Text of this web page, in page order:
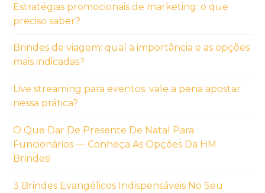
Estratégias promocionais de marketing: o que
preciso saber?
Brindes de viagem: qual a importância e as opções
mais indicadas?
Live streaming para eventos: vale a pena apostar
nessa prática?
O Que Dar De Presente De Natal Para
Funcionários — Conheça As Opções Da HM
Brindes!
3 Brindes Evangélicos Indispensáveis No Seu